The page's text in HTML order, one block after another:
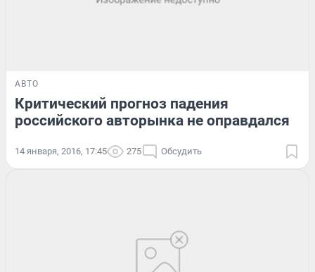
АВТО
Критический прогноз падения
российского авторынка не оправдался
14 января, 2016, 17:45 275 Обсудить